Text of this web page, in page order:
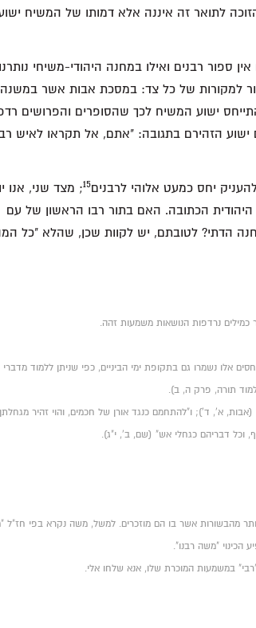
לתואר זה איננה אלא דמותו של המשיח
ספור רבנים ואילו במחנה היהודי-משיחי
למקורות של כל צד: במסכת אבות אשר במשנה,
ישוע המשיח לכך שהסופרים והפרושים
ישוע הזהירם בתגובה: "אתם, אל תקראו לאיש
יחס כמעט אלוהי לרבנים15; מצד שני, אנו
הכתובה. האם בתור רבו הראשון של עם
הדתי? לטובתם, יש לקוות שכן, שהלא "כל
משה אברבך, "החינוך היהודי בתקופת המשנה והתלמוד", 1982: 55-53. יחסים אלו נשמרו גם בתקופת ימי הביניים, כפי שניתן ללמוד מדברי
תורה, פרק ה, ב).
א', ד'); ו"להתחמם כנגד אורן של חכמים, והוי זהיר
וכל דבריהם כגחלי אש" (שם, ב', י"ג).
יותר מהבשורות אשר בו הם מוזכרים. למשל, משה נקרא בפי חז"ל
הכינוי "משה רבנו".